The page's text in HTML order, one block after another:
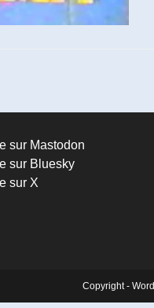
sur Mastodon
sur Bluesky
sur X
Copyright -